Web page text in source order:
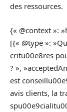
des ressources.
{« @context »:
[{« @type »:
critu00e8res
? »,
est
avis clients, la